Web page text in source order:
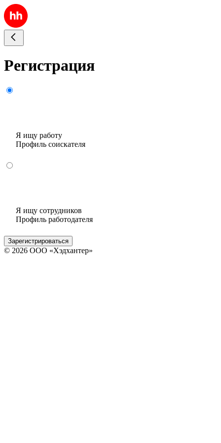
Регистрация
Я ищу работу
Профиль соискателя
Я ищу сотрудников
Профиль работодателя
Зарегистрироваться
© 2026 ООО «Хэдхантер»